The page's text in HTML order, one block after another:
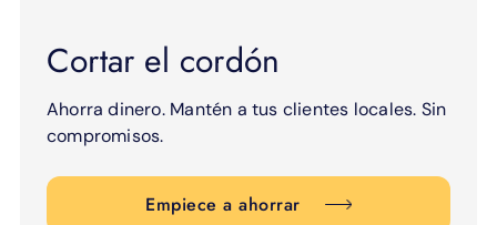
Cortar el cordón
Ahorra dinero. Mantén a tus clientes locales. Sin
compromisos.
Empiece a ahorrar